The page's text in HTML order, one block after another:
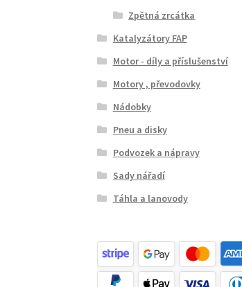
Zpětná zrcátka
Katalyzátory FAP
Motor - díly a příslušenství
Motory , převodovky
Nádobky
Pneu a disky
Podvozek a nápravy
Sady nářadí
Táhla a lanovody